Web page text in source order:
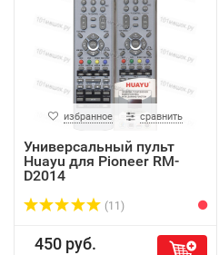
избранное сравнить
Универсальный пульт
Huayu для Pioneer RM-
D2014
(11)
450 руб.